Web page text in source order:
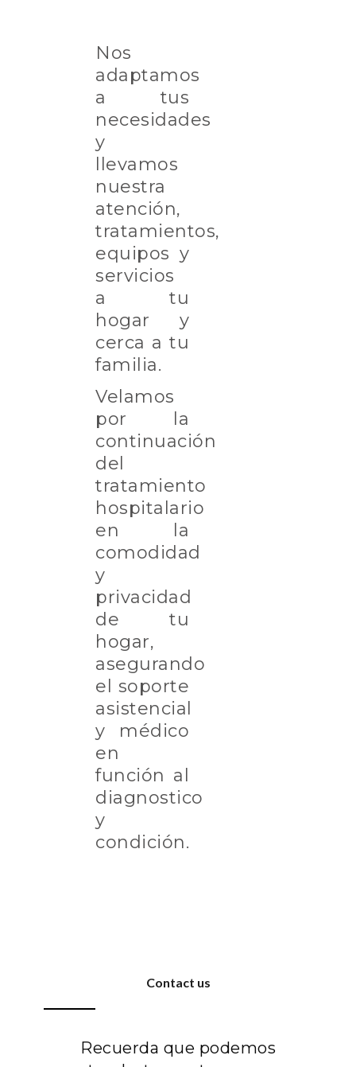
Nos
adaptamos
a tus
necesidades
y
llevamos
nuestra
atención,
tratamientos,
equipos y
servicios
a tu
hogar y
cerca a tu
familia.
Velamos
por la
continuación
del
tratamiento
hospitalario
en la
comodidad
y
privacidad
de tu
hogar,
asegurando
el soporte
asistencial
y médico
en
función al
diagnostico
y
condición.
Contact us
Recuerda que podemos